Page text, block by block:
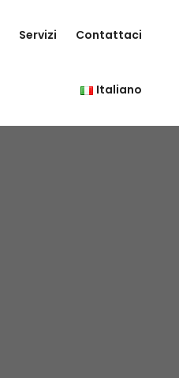
Servizi Contattaci
Italiano